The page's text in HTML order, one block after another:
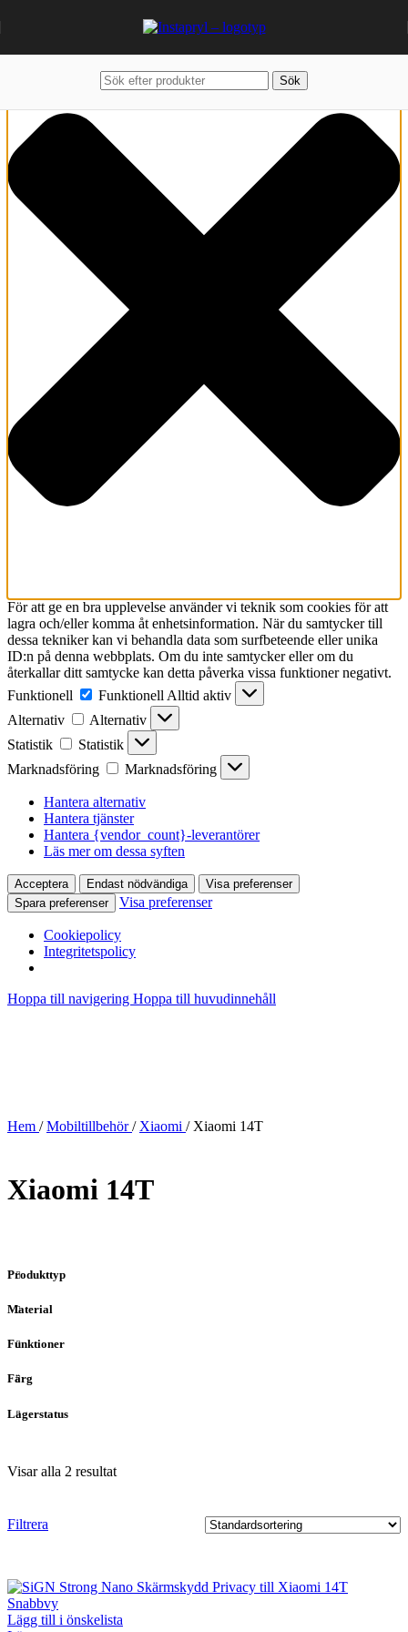
För att ge en bra upplevelse använder vi teknik som cookies för att
lagra och/eller komma åt enhetsinformation. När du samtycker till
dessa tekniker kan vi behandla data som surfbeteende eller unika
ID:n på denna webbplats. Om du inte samtycker eller om du
återkallar ditt samtycke kan detta påverka vissa funktioner negativt.
Funktionell
Funktionell Alltid aktiv
Alternativ
Alternativ
Statistik
Statistik
Marknadsföring
Marknadsföring
Hantera alternativ
Hantera tjänster
Hantera {vendor_count}-leverantörer
Läs mer om dessa syften
Acceptera Endast nödvändiga
Visa preferenser
Spara preferenser
Visa preferenser
Cookiepolicy
Integritetspolicy
Hoppa till navigering Hoppa till huvudinnehåll
Sök
Hem / Mobiltillbehör/ Xiaomi / Xiaomi 14T
Xiaomi 14T
Produkttyp
Material
Funktioner
Färg
Lagerstatus
Visar alla 2 resultat
Filtrera
Snabbvy
Lägg till i önskelista